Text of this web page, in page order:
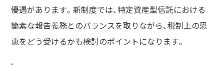
優遇があります。新制度では、特定資産型信託における
簡素な報告義務とのバランスを取りながら、税制上の恩
恵をどう受けるかも検討のポイントになります。